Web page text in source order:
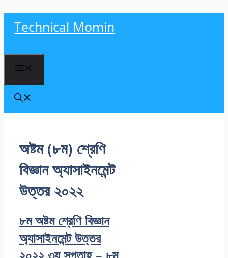
Technical Momin
অষ্টম (৮ম) শ্রেণি
বিজ্ঞান অ্যাসাইনমেন্ট
উত্তর ২০২২
৮ম অষ্টম শ্রেণি বিজ্ঞান
অ্যাসাইনমেন্ট উত্তর